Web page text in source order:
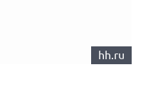
hh.ru